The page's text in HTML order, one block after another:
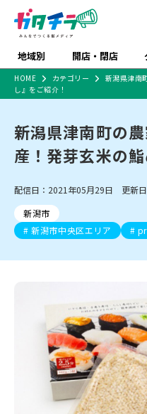
地域別 開店・閉店
新潟市
中越
新潟市中央区 新潟市東区
新潟市南区
新潟市江南区
村上・関川
新発田・聖籠
三条・加茂・田上
五泉・
長岡・見附
小千谷・十日
柏崎・刈羽・出雲崎
上越
開店
リニューアル・移転 休業
新潟市・開店
長岡市・閉店
上越市・開
ラーメン
和食
ご当地グルメ 食べ歩き
居酒屋・バー
パン・ベーカリー
タレカ
旨辛・激辛
定食・町定食
日本酒・新潟清酒
ワイン
ケーキ・パフェ
ビアガー
体験・販売
趣味・展示会
セミナー・講演会 子ども
住宅展示場
完成見学会
施設・ショップ
食品メーカー・県産
品
病院・クリニック
イオン
ビルボードプレイスBP
リバーサイド千秋
パティ
特売セール
特集・まとめ記事
セツコママ
開店まとめ
閉店まとめ
食品スーパー・コンビ
ショッピングモール・
大型施設
ファッション
習い事・塾
官公庁・自治体
新潟市
上越・妙高・糸魚川 チラシ
火曜セール
オープン・リ
周年祭・感謝祭セール
年
HOME カテゴリー
新潟県津南
し』をご紹介！
新潟県津南町の
産！発芽玄米の
配信日：2021年05月29日 更新
新潟市
新潟市中央区エリア
pr